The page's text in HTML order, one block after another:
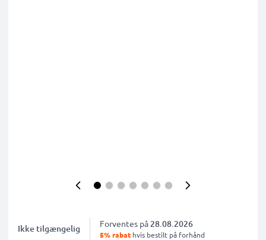
Ikke tilgængelig Forventes på 28.08.2026
5% rabat hvis bestilt på forhånd